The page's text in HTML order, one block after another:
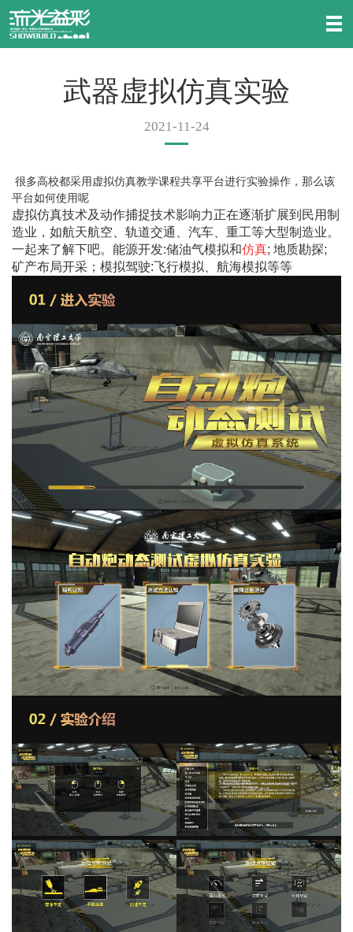
武器虚拟仿真实验
2021-11-24
很多高校都采用虚拟仿真教学课程共享平台进行实验操作，那么该
平台如何使用呢
虚拟仿真技术及动作捕捉技术影响力正在逐渐扩展到民用制
造业，如航天航空、轨道交通、汽车、重工等大型制造业。
一起来了解下吧。能源开发:储油气模拟和仿真; 地质勘探;
矿产布局开采；模拟驾驶:飞行模拟、航海模拟等等